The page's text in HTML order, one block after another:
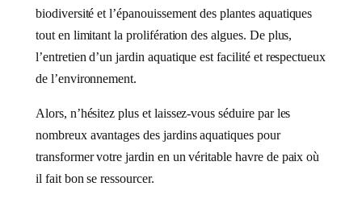
biodiversité et l’épanouissement des plantes aquatiques
tout en limitant la prolifération des algues. De plus,
l’entretien d’un jardin aquatique est facilité et respectueux
de l’environnement.
Alors, n’hésitez plus et laissez-vous séduire par les
nombreux avantages des jardins aquatiques pour
transformer votre jardin en un véritable havre de paix où
il fait bon se ressourcer.